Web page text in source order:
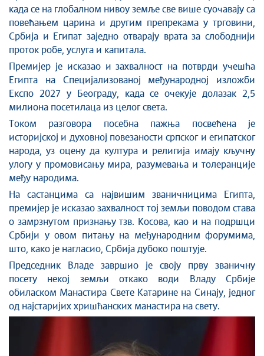
када се на глобалном нивоу земље све више суочавају са
повећањем царина и другим препрекама у трговини,
Србија и Египат заједно отварају врата за слободнији
проток робе, услуга и капитала.
Премијер је исказао и захвалност на потврди учешћа
Египта на Специјализованој међународној изложби
Експо 2027 у Београду, када се очекује долазак 2,5
милиона посетилаца из целог света.
Током разговора посебна пажња посвећена је
историјској и духовној повезаности српског и египатског
народа, уз оцену да култура и религија имају кључну
улогу у промовисању мира, разумевања и толеранције
међу народима.
На састанцима са највишим званичницима Египта,
премијер је исказао захвалност тој земљи поводом става
о замрзнутом признању тзв. Косова, као и на подршци
Србији у овом питању на међународним форумима,
што, како је нагласио, Србија дубоко поштује.
Председник Владе завршио је своју прву званичну
посету некој земљи откако води Владу Србије
обиласком Манастира Свете Катарине на Синају, једног
од најстаријих хришћанских манастира на свету.